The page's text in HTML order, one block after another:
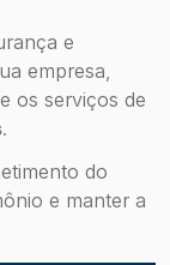
e
empresa,
os serviços de
.
do
e manter a